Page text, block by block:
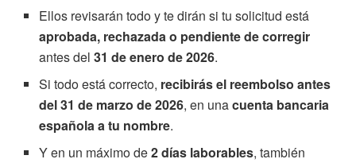
Ellos revisarán todo y te dirán si tu solicitud está
aprobada, rechazada o pendiente de corregir
antes del31 de enero de 2026.
Si todo está correcto, recibirás el reembolso antes
del 31 de marzo de 2026, en unacuenta bancaria
española a tu nombre.
Y en un máximo de2 días laborables, también